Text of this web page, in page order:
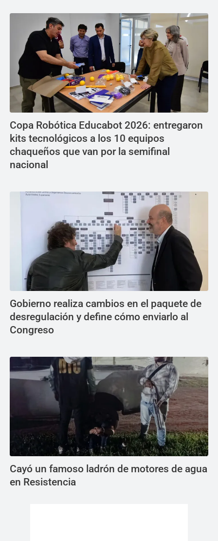
Copa Robótica Educabot 2026: entregaron
kits tecnológicos a los 10 equipos
chaqueños que van por la semifinal
nacional
Gobierno realiza cambios en el paquete de
desregulación y define cómo enviarlo al
Congreso
Cayó un famoso ladrón de motores de agua
en Resistencia